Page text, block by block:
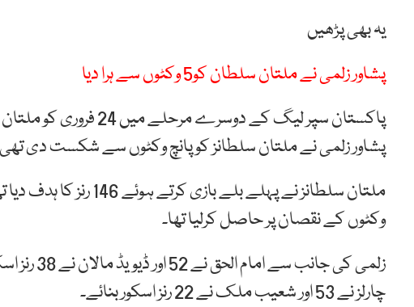
یہ بھی پڑھیں
پشاور زلمی نے ملتان سلطان کو5 وکٹوں سے ہرا دیا
پاکستان سپر لیگ کے دوسرے مرحلے میں 24 فروری کو ملتان سلطانز اور زلمی کی ٹیمیں آمنے سامنے آئی تھیں۔
پشاور زلمی نے ملتان سلطانز کو پانچ وکٹوں سے شکست دی
وکٹوں کے نقصان پر حاصل کرلیا تھا۔
زلمی کی
چارلز نے 53 اور شعیب ملک نے 22 رنز اسکور بنائے۔